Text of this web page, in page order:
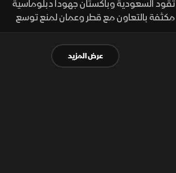
تقود السعودية وباكستان جهودا دبلوماسية
مكثفة بالتعاون مع قطر وعمان لمنع توسع
التصعيد مع إيران وحماية طرق الملاحة والطاقة،
ما أسهم في تراجع ترمب عن ضربة عسكرية
واسعة تفضيلاً للحوار.عرض المزيد